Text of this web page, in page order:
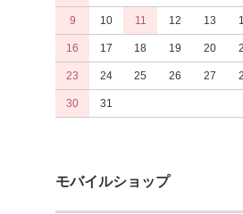
9 10 11 12 13
16 17 18 19 20
23 24 25 26 27
30 31
モバイルショップ